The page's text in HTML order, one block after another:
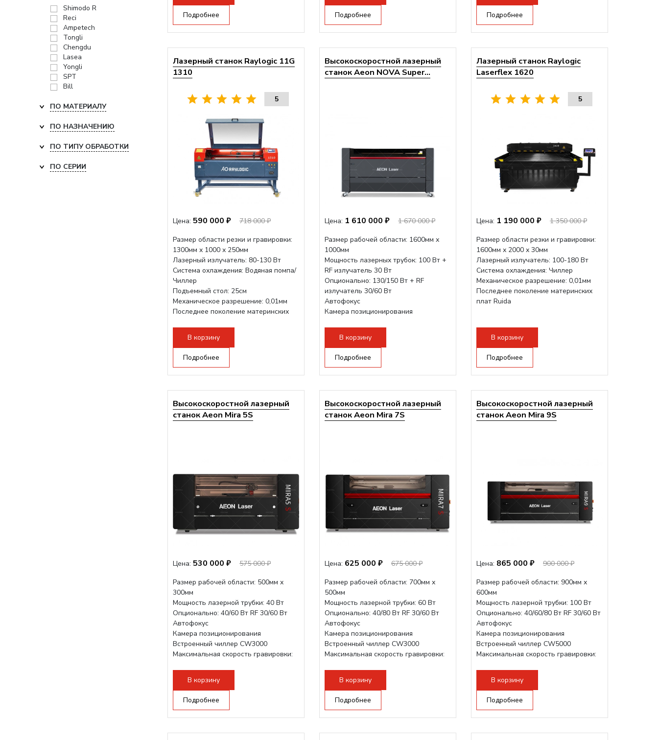
Подробнее Подробнее Подробнее
Лазерный станок Raylogic 11G
1310
5
Цена: 590 000 ₽
718 000 ₽
Размер области резки и гравировки:
1300мм х 1000 х 250мм
Лазерный излучатель: 80-130 Вт
Система охлаждения: Водяная помпа/
Чиллер
Подъемный стол: 25см
Механическое разрешение: 0,01мм
Последнее поколение материнских
В корзину
Подробнее
Высокоскоростной лазерный
станок Aeon NOVA Super...
Цена: 1 610 000 ₽
1 670 000 ₽
Размер рабочей области: 1600мм х
1000мм
Мощность лазерных трубок: 100 Вт +
RF излучатель 30 Вт
Опционально: 130/150 Вт + RF
излучатель 30/60 Вт
Автофокус
Камера позиционирования
2000 мм/с...
В корзину
Подробнее
Лазерный станок Raylogic
Laserflex 1620
5
Цена: 1 190 000 ₽
1 350 000 ₽
Размер области резки и гравировки:
1600мм х 2000 х 30мм
Лазерный излучатель: 100-180 Вт
Система охлаждения: Чиллер
Механическое разрешение: 0,01мм
Последнее поколение материнских
плат Ruida
В корзину
Подробнее
Высокоскоростной лазерный
станок Aeon Mira 5S
Цена: 530 000 ₽
575 000 ₽
Размер рабочей области: 500мм х
300мм
Мощность лазерной трубки: 40 Вт
Опционально: 40/60 Вт RF 30/60 Вт
Автофокус
Камера позиционирования
Встроенный чиллер CW3000
Максимальная скорость гравировки:
В корзину
Подробнее
Высокоскоростной лазерный
станок Aeon Mira 7S
Цена: 625 000 ₽
675 000 ₽
Размер рабочей области: 700мм х
500мм
Мощность лазерной трубки: 60 Вт
Опционально: 40/80 Вт RF 30/60 Вт
Автофокус
Камера позиционирования
Встроенный чиллер CW3000
Максимальная скорость гравировки:
В корзину
Подробнее
Высокоскоростной лазерный
станок Aeon Mira 9S
Цена: 865 000 ₽
900 000 ₽
Размер рабочей области: 900мм х
600мм
Мощность лазерной трубки: 100 Вт
Опционально: 40/60/80 Вт RF 30/60 Вт
Автофокус
Камера позиционирования
Встроенный чиллер CW5000
Максимальная скорость гравировки:
В корзину
Подробнее
Shimodo R
Reci
Ampetech
Tongli
Chengdu
Lasea
Yongli
SPT
Bill
ПО МАТЕРИАЛУ
ПО НАЗНАЧЕНИЮ
ПО ТИПУ ОБРАБОТКИ
ПО СЕРИИ